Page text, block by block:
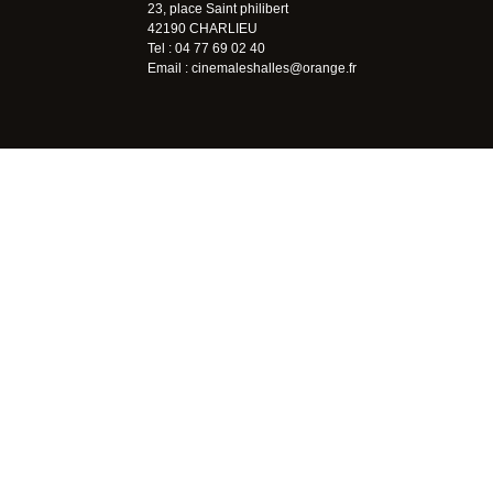
23, place Saint philibert
42190 CHARLIEU
Tel : 04 77 69 02 40
Email :cinemaleshalles@orange.fr